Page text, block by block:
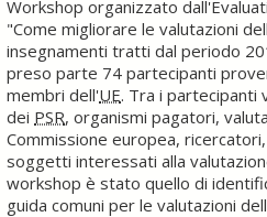
Workshop organizzato
"Come migliorare le valutazioni
insegnamenti tratti dal periodo
preso parte 74 partecipanti
membri dell'UE. Tra i partecipanti
dei PSR, organismi pagatori,
Commissione europea,
soggetti interessati alla
workshop è stato quello di
guida comuni per le valutazioni